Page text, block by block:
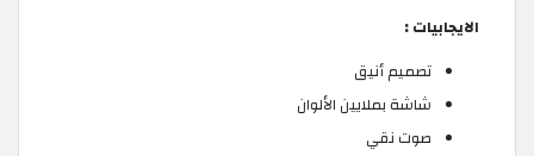
الايجابيات :
تصميم أنيق
شاشة بملايين الألوان
صوت نقي